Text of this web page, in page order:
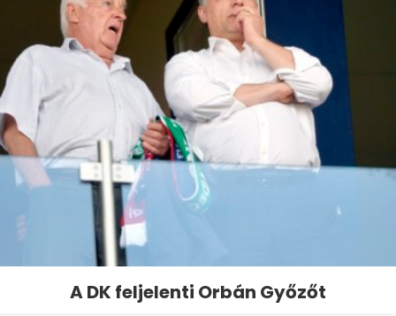
A DK feljelenti Orbán Győzőt